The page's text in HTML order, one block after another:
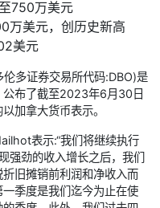
750万美元
万美元，创历史新高
美元
伦多证券交易所代码:DBO)是
公布了截至2023年6月30日
加拿大货币表示。
表示:“我们将继续执行
强劲的收入增长之后，我们
旧摊销前利润和净收入而
季度是我们迄今为止在使